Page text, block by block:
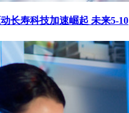
长寿科技加速崛起 未来5-10